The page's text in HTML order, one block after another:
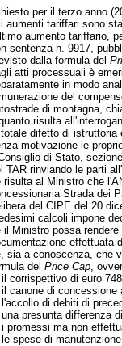
per il terzo anno
aumenti tariffari sono
aumento tariffario,
sentenza n. 9917,
dalla formula del
atti processuali è
in modo
del
di montagna,
risulta
difetto di istruttoria
motivazione le
di Stato,
TAR rinviando le parti
risulta al Ministro che
Strada dei
del CIPE del 20
calcoli impone
il Ministro possa
effettuata
sia a conoscenza, che
del Price Cap,
il corrispettivo di euro
il canone di concessione
di debiti di
presunta differenza
promessi ma non
spese di